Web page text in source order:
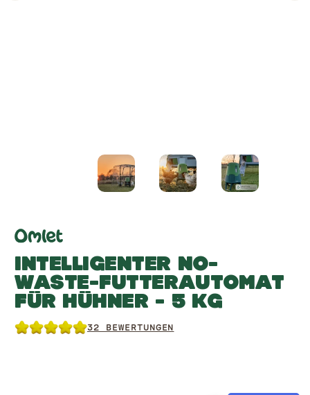
INTELLIGENTER NO-
WASTE-FUTTERAUTOMAT
FÜR HÜHNER - 5 KG
32 BEWERTUNGEN